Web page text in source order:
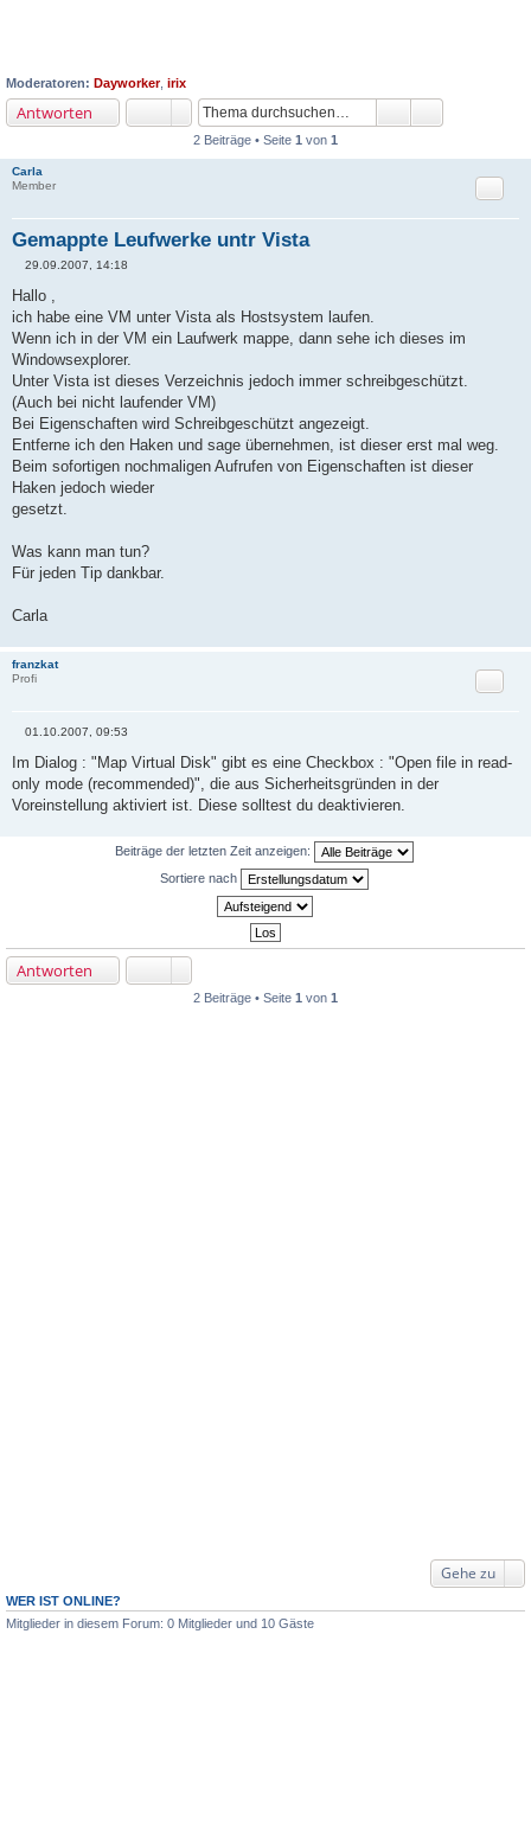
Moderatoren: Dayworker, irix
Antworten
2 Beiträge • Seite 1 von 1
Carla
Member
Gemappte Leufwerke untr Vista
Zitat
e
i
t
r
a
g
29.09.2007, 14:18
Hallo ,
ich habe eine VM unter Vista als Hostsystem laufen.
Wenn ich in der VM ein Laufwerk mappe, dann sehe ich dieses im
Windowsexplorer.
Unter Vista ist dieses Verzeichnis jedoch immer schreibgeschützt.
(Auch bei nicht laufender VM)
Bei Eigenschaften wird Schreibgeschützt angezeigt.
Entferne ich den Haken und sage übernehmen, ist dieser erst mal weg.
Beim sofortigen nochmaligen Aufrufen von Eigenschaften ist dieser
Haken jedoch wieder
gesetzt.
Was kann man tun?
Für jeden Tip dankbar.
Carla
franzkat
Profi
Zitat
i
t
a
01.10.2007, 09:53
Im Dialog : "Map Virtual Disk" gibt es eine Checkbox : "Open file in read-
only mode (recommended)", die aus Sicherheitsgründen in der
Voreinstellung aktiviert ist. Diese solltest du deaktivieren.
Beiträge der letzten Zeit anzeigen:
Sortiere nach
Antworten
2 Beiträge • Seite 1 von 1
Gehe zu
WER IST ONLINE?
Mitglieder in diesem Forum: 0 Mitglieder und 10 Gäste